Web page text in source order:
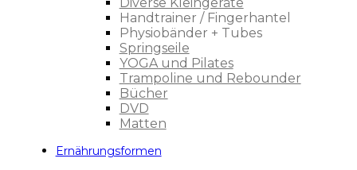
Handtrainer / Fingerhantel
Physiobänder + Tubes
Springseile
YOGA und Pilates
Trampoline und Rebounder
Bücher
DVD
Matten
Ernährungsformen